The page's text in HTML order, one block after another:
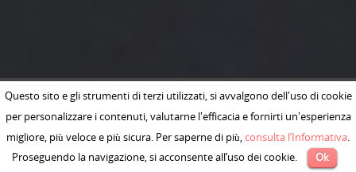
Questo sito e gli strumenti di terzi utilizzati, si avvalgono dell'uso di cookie
per personalizzare i contenuti, valutarne l'efficacia e fornirti un'esperienza
migliore, più veloce e più sicura. Per saperne di più, consulta l’Informativa
Proseguendo la navigazione, si acconsente all’uso dei cookie.
Ok